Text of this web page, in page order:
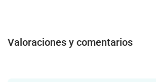
Valoraciones y comentarios